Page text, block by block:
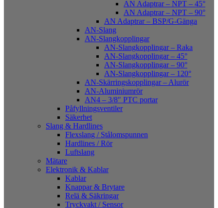
AN Adaptrar – NPT – 45°
AN Adaptrar – NPT – 90°
AN Adaptrar – BSP/G-Gänga
AN-Slang
AN-Slangkopplingar
AN-Slangkopplingar – Raka
AN-Slangkopplingar – 45°
AN-Slangkopplingar – 90°
AN-Slangkopplingar – 120°
AN-Skärringskopplingar – Alurör
AN-Aluminiumrör
AN4 – 3/8″ PTC portar
Påfyllningsventiler
Säkerhet
Slang & Hardlines
Flexslang / Stålomspunnen
Hardlines / Rör
Luftslang
Mätare
Elektronik & Kablar
Kablar
Knappar & Brytare
Relä & Säkringar
Tryckvakt / Sensor